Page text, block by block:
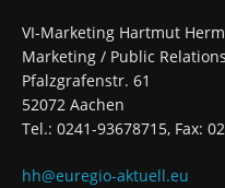
VI-Marketing Hartmut
Marketing / Public
Pfalzgrafenstr. 61
52072 Aachen
Tel.: 0241-93678715, Fax:
hh@euregio-aktuell.eu